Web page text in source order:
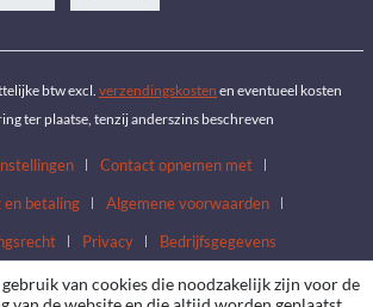
btw excl. verzendingskosten en eventueel kosten
ter plaatse, tenzij anderszins beschreven
Contact opnemen met
en betaling
Algemene voorwaarden
Privacy Bedrijfsgegevens
van cookies die noodzakelijk zijn voor de